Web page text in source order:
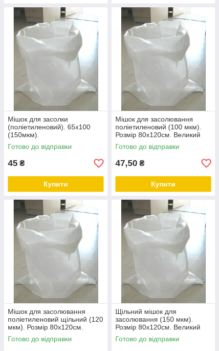
Мішок для засолки
(поліетиленовий). 65x100
(150мкм).
Готово до відправки
45 ₴
Купити
Мішок для засолювання
поліетиленовий (100 мкм).
Розмір 80х120см. Великий
розмір.
Готово до відправки
47,50 ₴
Купити
Мішок для засолювання
поліетиленовий щільний (120
мкм). Розмір 80х120см.
Великий розмір.
Готово до відправки
Щільний мішок для
засолювання (150 мкм).
Розмір 80х120см. Великий
поліетиленовий мішок для
засолювання.
Готово до відправки